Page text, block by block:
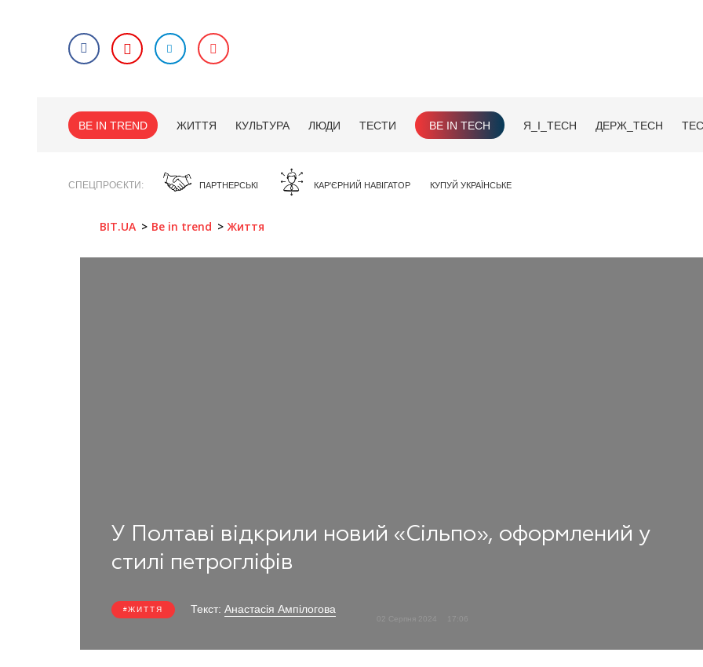
BE IN TREND ЖИТТЯ КУЛЬТУРА ЛЮДИ ТЕСТИ BE IN TECH Я_І_TECH ДЕРЖ_TECH
СПЕЦПРОЄКТИ ПАРТНЕРСЬКІ КАР'ЄРНИЙ НАВІГАТОР КУПУЙ УКРАЇНСЬКЕ
BIT.UA Be in trend Життя
У Полтаві відкрили новий «Сільпо», оформлений у
стилі петрогліфів
ЖИТТЯ Текст: Анастасія Ампілогова
17:06